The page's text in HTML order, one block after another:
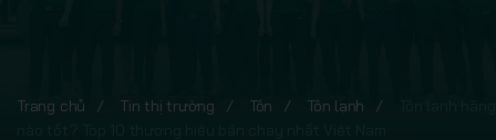
Trang chủ Tin thị trường Tôn Tôn lạnh